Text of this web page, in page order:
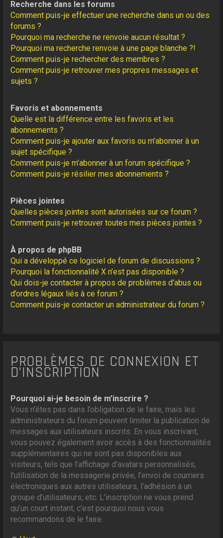
Recherche dans les forums
Comment puis-je effectuer une recherche dans un ou des
forums ?
Pourquoi ma recherche ne renvoie aucun résultat ?
Pourquoi ma recherche renvoie à une page blanche ?!
Comment puis-je rechercher des membres ?
Comment puis-je retrouver mes propres messages et
sujets ?
Favoris et abonnements
Quelle est la différence entre les favoris et les
abonnements ?
Comment puis-je ajouter aux favoris ou m’abonner à un
sujet spécifique ?
Comment puis-je m’abonner à un forum spécifique ?
Comment puis-je résilier mes abonnements ?
Pièces jointes
Quelles pièces jointes sont autorisées sur ce forum ?
Comment puis-je retrouver toutes mes pièces jointes ?
À propos de phpBB
Qui a développé ce logiciel de forum de discussions ?
Pourquoi la fonctionnalité X n’est pas disponible ?
Qui dois-je contacter à propos de problèmes d’abus ou
d’ordres légaux liés à ce forum ?
Comment puis-je contacter un administrateur du forum ?
PROBLÈMES DE CONNEXION ET
D’INSCRIPTION
Pourquoi ai-je besoin de m’inscrire ?
Vous n’êtes pas dans l’obligation de le faire, mais les
administrateurs du forum peuvent limiter la publication de
messages aux utilisateurs inscrits. En vous inscrivant,
vous pouvez également avoir accès à des fonctionnalités
supplémentaires qui ne sont pas disponibles aux
visiteurs, tels que l’affichage d’avatars personnalisés,
l’utilisation de la messagerie privée, l’envoi de courriers
électroniques aux autres utilisateurs, l’adhésion à un
groupe d’utilisateurs, etc. L’inscription ne vous prend
qu’un court instant, c’est pourquoi nous vous
recommandons de le faire.